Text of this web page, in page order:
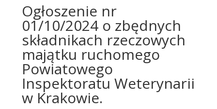
Ogłoszenie nr
01/10/2024 o zbędnych
składnikach rzeczowych
majątku ruchomego
Powiatowego
Inspektoratu Weterynarii
w Krakowie.